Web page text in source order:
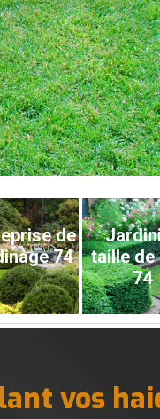
de
74
taille de
74
vos